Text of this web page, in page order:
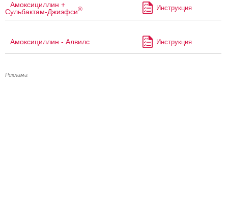
Амоксициллин +
Сульбактам-Джиэфси® Инструкция
Амоксициллин - Алвилс Инструкция
Реклама